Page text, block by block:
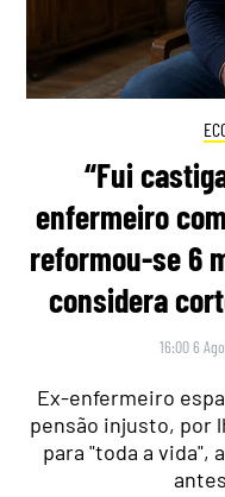
“Fui
enfermeiro
reformou-se 6
considera
16:00 6
Ex-enfermeiro
pensão injusto, por
para "toda a vida",